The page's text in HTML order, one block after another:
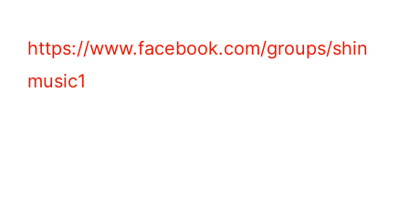
https://www.facebook.com/groups/shin
music1